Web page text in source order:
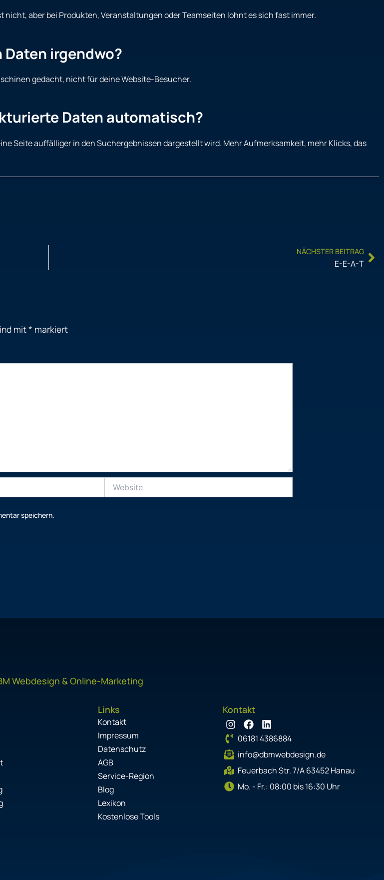
aber bei Produkten, Veranstaltungen oder Teamseiten lohnt es sich fast immer.
irgendwo?
gedacht, nicht für deine Website-Besucher.
Daten automatisch?
Seite auffälliger in den Suchergebnissen dargestellt wird. Mehr Aufmerksamkeit, mehr Klicks, das
NÄCHSTER BEITRAG
E-E-A-T
mit* markiert
speichern.
Links
Kontakt
Impressum
Datenschutz
AGB
Service-Region
Blog
Lexikon
Kostenlose Tools
Kontakt
I
n
s
t
a
g
r
a
F
a
c
e
b
o
k
L
i
n
k
e
d
n
06181 4386884
info@dbmwebdesign.de
Feuerbach Str. 7/A 63452 Hanau
Mo. - Fr.: 08:00 bis 16:30 Uhr